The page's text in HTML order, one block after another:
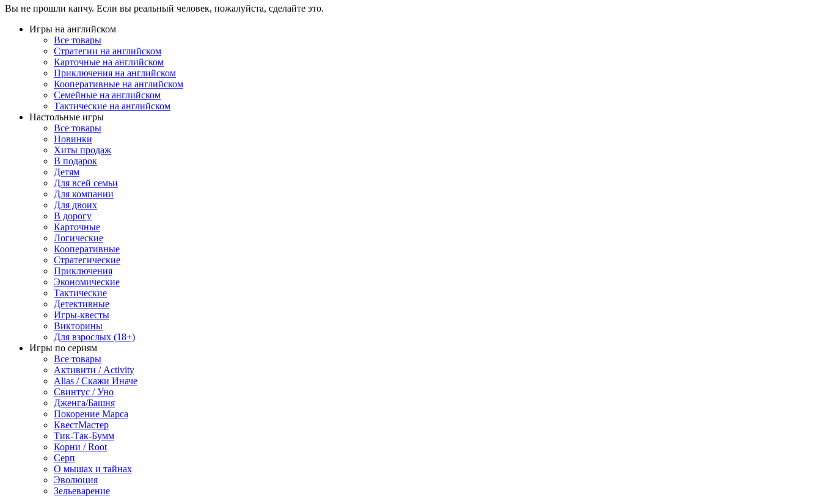
Вы не прошли капчу. Если вы реальный человек, пожалуйста, сделайте это.
Игры на английском
Все товары
Стратегии на английском
Карточные на английском
Приключения на английском
Кооперативные на английском
Семейные на английском
Тактические на английском
Настольные игры
Все товары
Новинки
Хиты продаж
В подарок
Детям
Для всей семьи
Для компании
Для двоих
В дорогу
Карточные
Логические
Кооперативные
Стратегические
Приключения
Экономические
Тактические
Детективные
Игры-квесты
Викторины
Для взрослых (18+)
Игры по сериям
Все товары
Активити / Activity
Alias / Скажи Иначе
Свинтус / Уно
Дженга/Башня
Покорение Марса
КвестМастер
Тик-Так-Бумм
Корни / Root
Серп
О мышах и тайнах
Эволюция
Зельеварение